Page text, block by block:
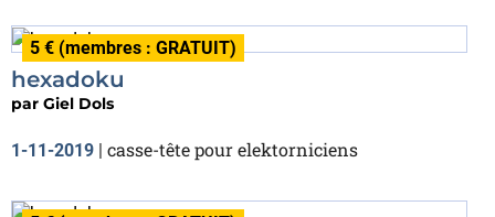
5 € (membres : GRATUIT)
hexadoku
par Giel Dols
1-11-2019 | casse-tête pour elektorniciens